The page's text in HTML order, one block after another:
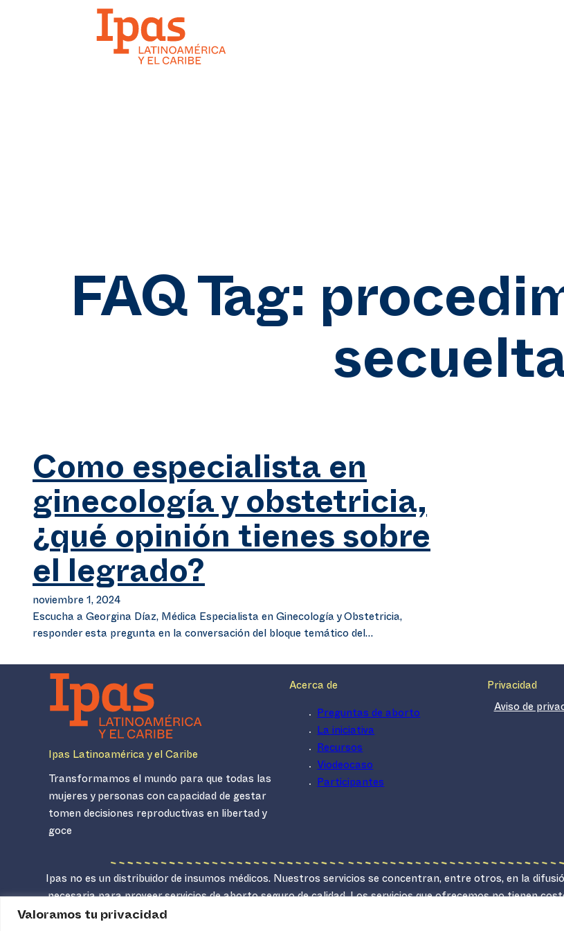
Valoramos tu privacidad
FAQ Tag:
Como especialista en
ginecología y obstetricia,
¿qué opinión tienes sobre
el legrado?
noviembre 1, 2024
Escucha a Georgina Díaz, Médica Especialista en Ginecología y Obstetricia,
responder esta pregunta en la conversación del bloque temático del…
Ipas Latinoamérica y el Caribe
Transformamos el mundo para que todas las
mujeres y personas con capacidad de gestar
tomen decisiones reproductivas en libertad y
goce
Acerca de
Preguntas de aborto
La iniciativa
Recursos
Viodeocaso
Participantes
Privacidad
Aviso de
Ipas no es un distribuidor de insumos médicos. Nuestros servicios se concentran, entre otros, en la
necesaria para proveer servicios de aborto seguro de calidad. Los servicios que ofrecemos no tienen